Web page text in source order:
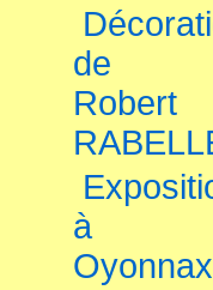
de
Robert
à
Oyonnax